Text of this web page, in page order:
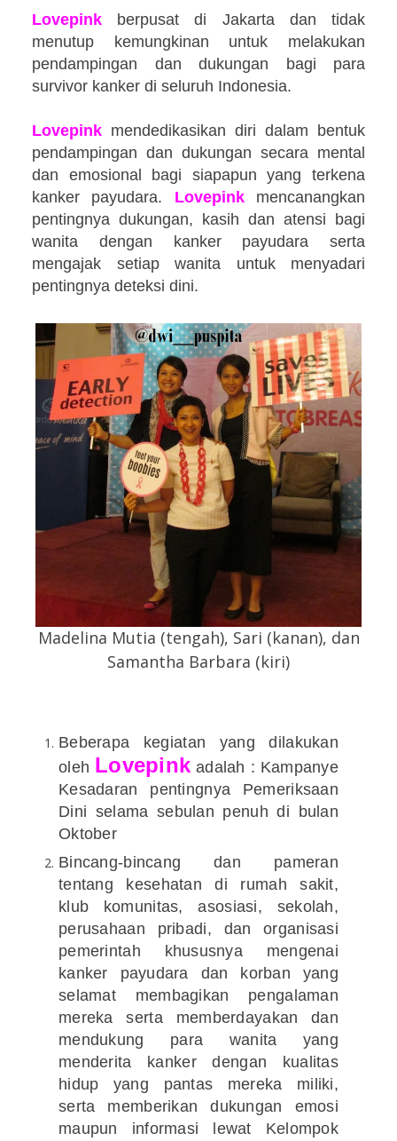
Lovepink berpusat di Jakarta dan tidak
menutup kemungkinan untuk melakukan
pendampingan dan dukungan bagi para
survivor kanker di seluruh Indonesia.
Lovepink mendedikasikan diri dalam bentuk
pendampingan dan dukungan secara mental
dan emosional bagi siapapun yang terkena
kanker payudara. Lovepinkmencanangkan
pentingnya dukungan, kasih dan atensi bagi
wanita dengan kanker payudara serta
mengajak setiap wanita untuk menyadari
pentingnya deteksi dini.
Madelina Mutia (tengah), Sari (kanan), dan
Samantha Barbara (kiri)
Beberapa kegiatan yang dilakukan
oleh Lovepinkadalah : Kampanye
Kesadaran pentingnya Pemeriksaan
Dini selama sebulan penuh di bulan
Oktober
Bincang-bincang dan pameran
tentang kesehatan di rumah sakit,
klub komunitas, asosiasi, sekolah,
perusahaan pribadi, dan organisasi
pemerintah khususnya mengenai
kanker payudara dan korban yang
selamat membagikan pengalaman
mereka serta memberdayakan dan
mendukung para wanita yang
menderita kanker dengan kualitas
hidup yang pantas mereka miliki,
serta memberikan dukungan emosi
maupun informasi lewat Kelompok